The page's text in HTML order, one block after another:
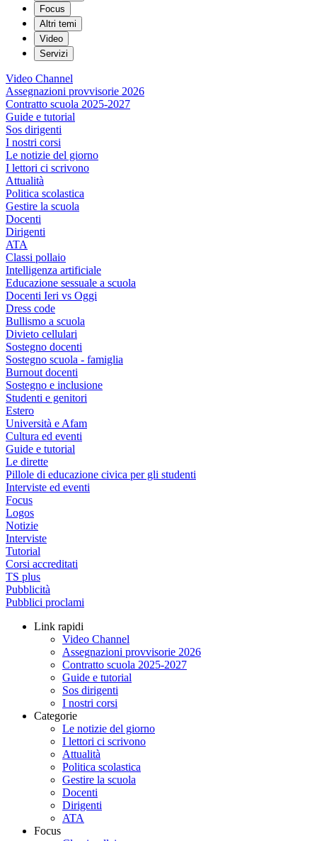
Focus
Altri temi
Video
Servizi
Video Channel
Assegnazioni provvisorie 2026
Contratto scuola 2025-2027
Guide e tutorial
Sos dirigenti
I nostri corsi
Le notizie del giorno
I lettori ci scrivono
Attualità
Politica scolastica
Gestire la scuola
Docenti
Dirigenti
ATA
Classi pollaio
Intelligenza artificiale
Educazione sessuale a scuola
Docenti Ieri vs Oggi
Dress code
Bullismo a scuola
Divieto cellulari
Sostegno docenti
Sostegno scuola - famiglia
Burnout docenti
Sostegno e inclusione
Studenti e genitori
Estero
Università e Afam
Cultura ed eventi
Guide e tutorial
Le dirette
Pillole di educazione civica per gli studenti
Interviste ed eventi
Focus
Logos
Notizie
Interviste
Tutorial
Corsi accreditati
TS plus
Pubblicità
Pubblici proclami
Link rapidi
Video Channel
Assegnazioni provvisorie 2026
Contratto scuola 2025-2027
Guide e tutorial
Sos dirigenti
I nostri corsi
Categorie
Le notizie del giorno
I lettori ci scrivono
Attualità
Politica scolastica
Gestire la scuola
Docenti
Dirigenti
ATA
Focus